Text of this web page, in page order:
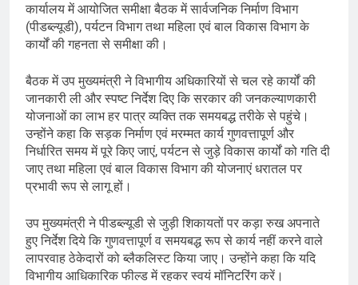
कार्यालय में आयोजित समीक्षा बैठक में सार्वजनिक निर्माण विभाग
(पीडब्ल्यूडी), पर्यटन विभाग तथा महिला एवं बाल विकास विभाग के
कार्यों की गहनता से समीक्षा की।
बैठक में उप मुख्यमंत्री ने विभागीय अधिकारियों से चल रहे कार्यों की
जानकारी ली और स्पष्ट निर्देश दिए कि सरकार की जनकल्याणकारी
योजनाओं का लाभ हर पात्र व्यक्ति तक समयबद्ध तरीके से पहुंचे।
उन्होंने कहा कि सड़क निर्माण एवं मरम्मत कार्य गुणवत्तापूर्ण और
निर्धारित समय में पूरे किए जाएं, पर्यटन से जुड़े विकास कार्यों को गति दी
जाए तथा महिला एवं बाल विकास विभाग की योजनाएं धरातल पर
प्रभावी रूप से लागू हों।
उप मुख्यमंत्री ने पीडब्ल्यूडी से जुड़ी शिकायतों पर कड़ा रुख अपनाते
हुए निर्देश दिये कि गुणवत्तापूर्ण व समयबद्ध रूप से कार्य नहीं करने वाले
लापरवाह ठेकेदारों को ब्लैकलिस्ट किया जाए। उन्होंने कहा कि यदि
विभागीय आधिकारिक फील्ड में रहकर स्वयं मॉनिटरिंग करें।